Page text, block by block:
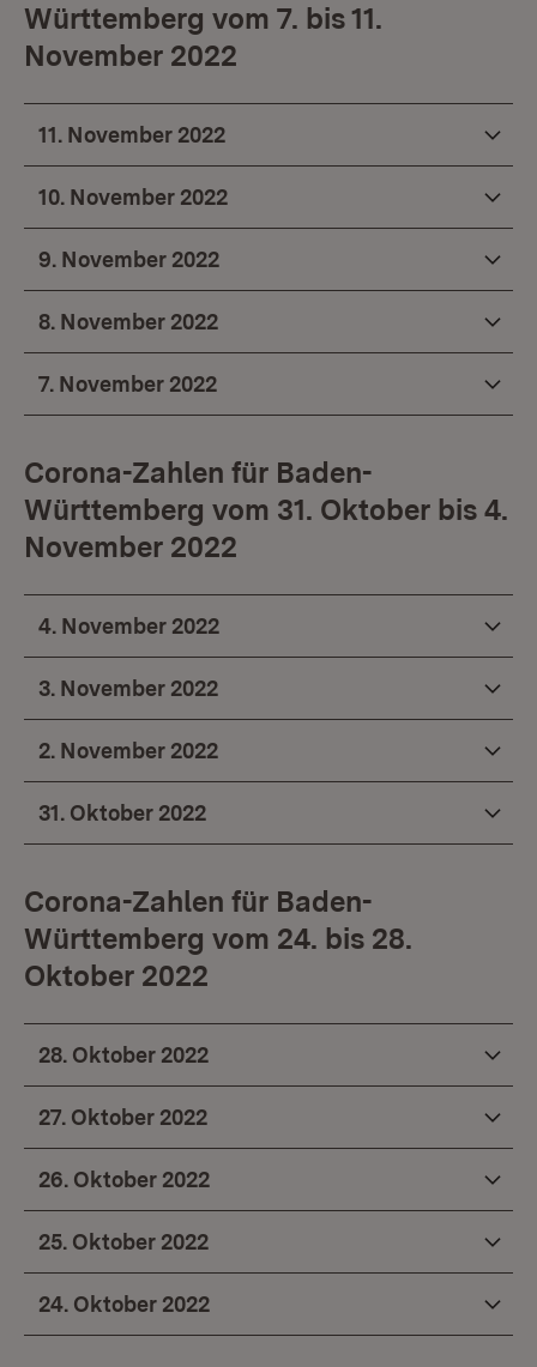
Württemberg vom 7. bis 11.
November 2022
11. November 2022
10. November 2022
9. November 2022
8. November 2022
7. November 2022
Corona-Zahlen für Baden-
Württemberg vom 31. Oktober bis 4.
November 2022
4. November 2022
3. November 2022
2. November 2022
31. Oktober 2022
Corona-Zahlen für Baden-
Württemberg vom 24. bis 28.
Oktober 2022
28. Oktober 2022
27. Oktober 2022
26. Oktober 2022
25. Oktober 2022
24. Oktober 2022